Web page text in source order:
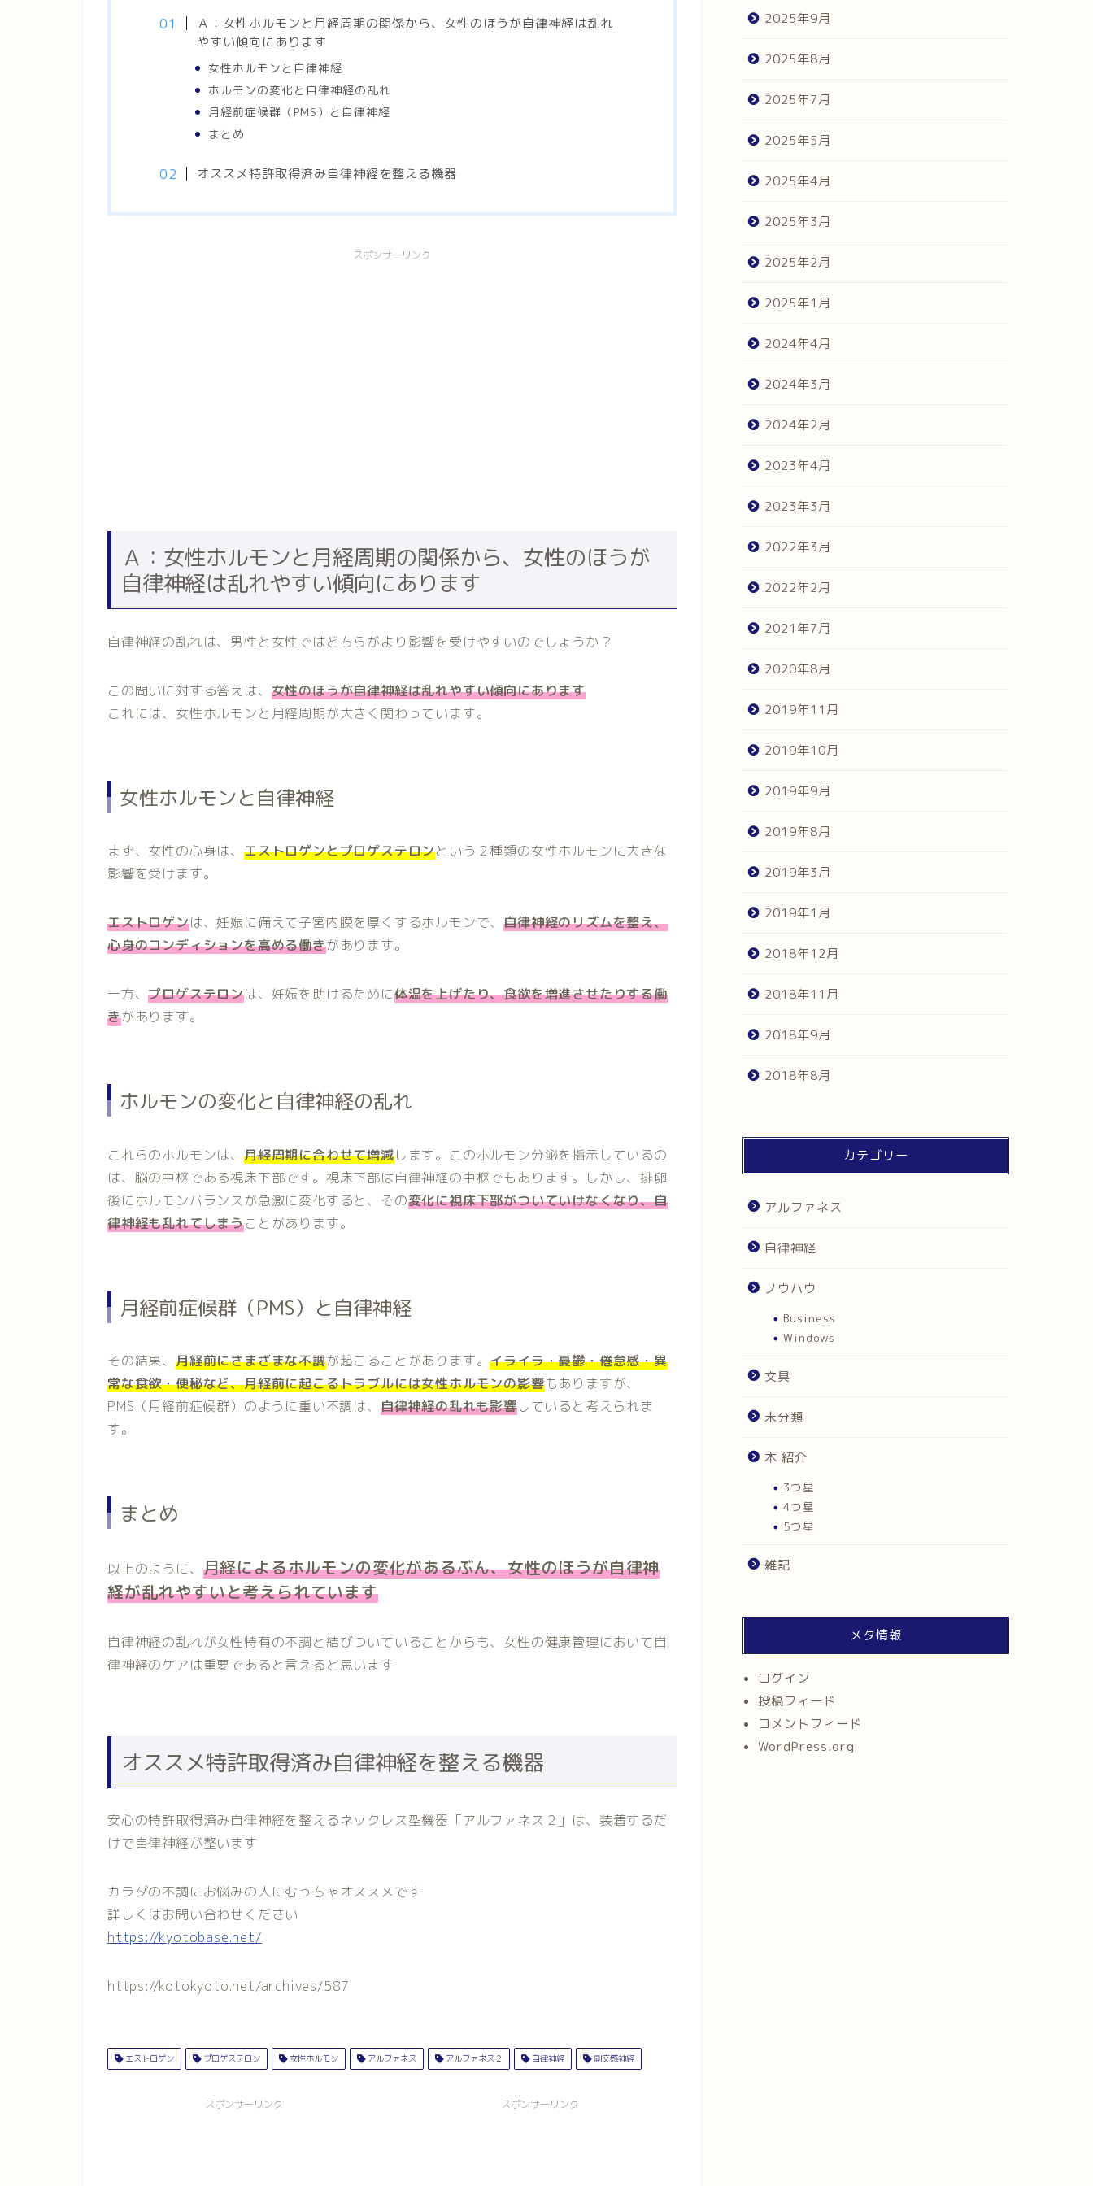
Ａ：女性ホルモンと月経周期の関係から、女性のほうが自律神経は乱れ
やすい傾向にあります
女性ホルモンと自律神経
ホルモンの変化と自律神経の乱れ
月経前症候群（PMS）と自律神経
まとめ
オススメ特許取得済み自律神経を整える機器
スポンサーリンク
Ａ：女性ホルモンと月経周期の関係から、女性のほうが
自律神経は乱れやすい傾向にあります
自律神経の乱れは、男性と女性ではどちらがより影響を受けやすいのでしょうか？
この問いに対する答えは、 女性のほうが自律神経は乱れやすい傾向にあります
これには、女性ホルモンと月経周期が大きく関わっています。
女性ホルモンと自律神経
まず、女性の心身は、 エストロゲンとプロゲステロンという２種類の女性ホルモンに大きな
影響を受けます。
エストロゲンは、妊娠に備えて子宮内膜を厚くするホルモンで、自律神経のリズムを整え、
心身のコンディションを高める働きがあります。
一方、プロゲステロンは、妊娠を助けるために体温を上げたり、食欲を増進させたりする働
きがあります。
ホルモンの変化と自律神経の乱れ
これらのホルモンは、 月経周期に合わせて増減します。このホルモン分泌を指示しているの
は、脳の中枢である視床下部です。視床下部は自律神経の中枢でもあります。しかし、排卵
後にホルモンバランスが急激に変化すると、その変化に視床下部がついていけなくなり、自
律神経も乱れてしまうことがあります。
月経前症候群（PMS）と自律神経
その結果、 月経前にさまざまな不調が起こることがあります。イライラ・憂鬱・倦怠感・異
常な食欲・便秘など、月経前に起こるトラブルには女性ホルモンの影響もありますが、
PMS（月経前症候群）のように重い不調は、 自律神経の乱れも影響していると考えられま
す。
まとめ
以上のように、 月経によるホルモンの変化があるぶん、女性のほうが自律神
経が乱れやすいと考えられています
自律神経の乱れが女性特有の不調と結びついていることからも、女性の健康管理において自
律神経のケアは重要であると言えると思います
オススメ特許取得済み自律神経を整える機器
安心の特許取得済み自律神経を整えるネックレス型機器「アルファネス２」は、装着するだ
けで自律神経が整います
カラダの不調にお悩みの人にむっちゃオススメです
詳しくはお問い合わせください
https://kyotobase.net/
https://kotokyoto.net/archives/587
エストロゲン プロゲステロン 女性ホルモン アルファネス アルファネス２ 自律神経 副交感神経
スポンサーリンク スポンサーリンク
2025年9月
2025年8月
2025年7月
2025年5月
2025年4月
2025年3月
2025年2月
2025年1月
2024年4月
2024年3月
2024年2月
2023年4月
2023年3月
2022年3月
2022年2月
2021年7月
2020年8月
2019年11月
2019年10月
2019年9月
2019年8月
2019年3月
2019年1月
2018年12月
2018年11月
2018年9月
2018年8月
カテゴリー
アルファネス
自律神経
ノウハウ
Business
Windows
文具
未分類
本 紹介
3つ星
4つ星
5つ星
雑記
メタ情報
ログイン
投稿フィード
コメントフィード
WordPress.org